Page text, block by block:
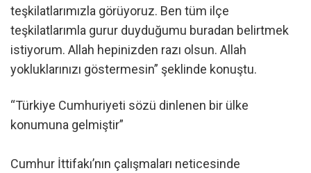
teşkilatlarımızla görüyoruz. Ben tüm ilçe
teşkilatlarımla gurur duyduğumu buradan belirtmek
istiyorum. Allah hepinizden razı olsun. Allah
yokluklarınızı göstermesin” şeklinde konuştu.
“Türkiye Cumhuriyeti sözü dinlenen bir ülke
konumuna gelmiştir”
Cumhur İttifakı’nın çalışmaları neticesinde